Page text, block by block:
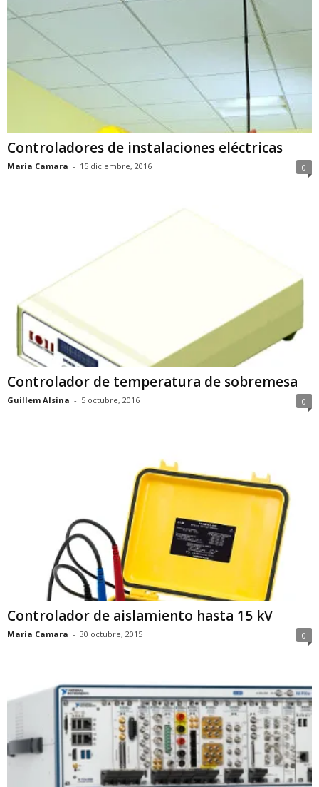
Controladores de instalaciones eléctricas
Maria Camara - 15 diciembre, 2016 0
Controlador de temperatura de sobremesa
Guillem Alsina - 5 octubre, 2016 0
Controlador de aislamiento hasta 15 kV
Maria Camara - 30 octubre, 2015 0